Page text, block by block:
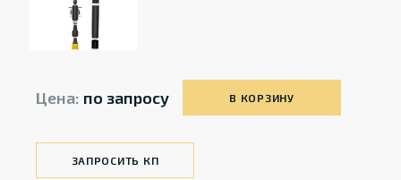
Цена: по запросу В КОРЗИНУ
ЗАПРОСИТЬ КП